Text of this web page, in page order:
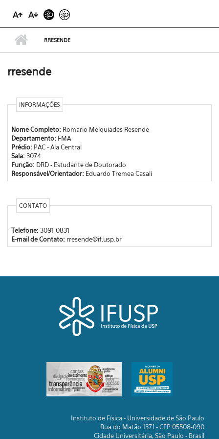
RRESENDE
rresende
INFORMAÇÕES
Nome Completo: Romario Melquiades Resende
Departamento: FMA
Prédio: PAC - Ala Central
Sala: 3074
Função: DRD - Estudante de Doutorado
Responsável/Orientador: Eduardo Tremea Casali
CONTATO
Telefone: 3091-0831
E-mail de Contato: rresende@if.usp.br
Instituto de Física - Universidade de São Paulo
Rua do Matão 1371 - CEP 05508-090
Cidade Universitária, São Paulo - Brasil